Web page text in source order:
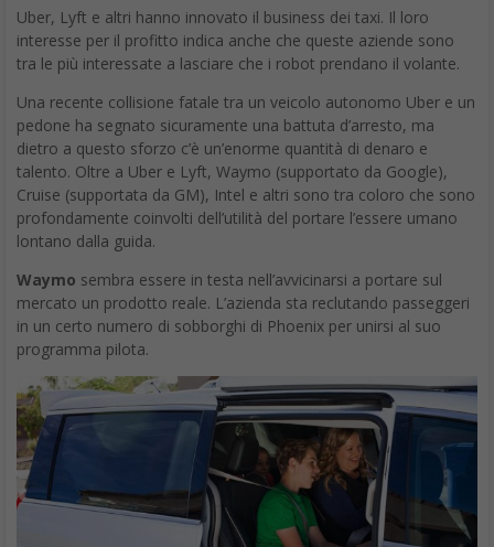
campus di Intuit nella Silicon Valley è uno dei tanti posti in cui lo
si sta testando.I fondatori di Starship sperano di crescere
nel corso di quest’anno. Altri protagonisti in questo
campo includono e-novia YAPE (dall’Italia) e Marble (San
Francisco).
La capacità di un umano di salire facilmente le scale per fare le
consegne alla porta porta sarà un vantaggio che questi robot a
ruote troveranno difficile da superare, ma alla fine l’economia è
a favore dei robot.